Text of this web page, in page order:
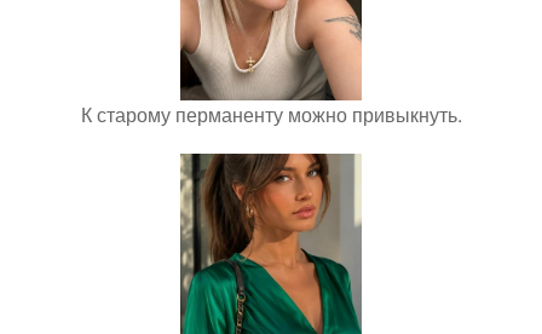
К старому перманенту можно привыкнуть.